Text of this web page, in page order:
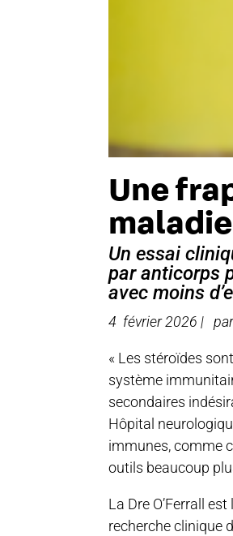
Une
Un essai
par anticorps
avec moins
4 février 2026 |
« Les stéroïdes
système
secondaires
Hôpital
immunes, comme
outils beaucoup
La Dre O’Ferrall
recherche clinique